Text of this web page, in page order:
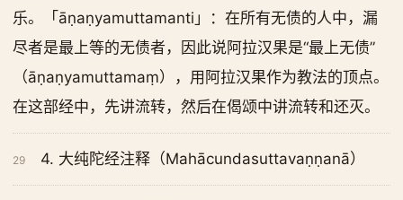
乐。「āṇaṇyamuttamanti」：在所有无债的人中，漏
尽者是最上等的无债者，因此说阿拉汉果是“最上无债”
（āṇaṇyamuttamaṃ），用阿拉汉果作为教法的顶点。
在这部经中，先讲流转，然后在偈颂中讲流转和还灭。
29 4. 大纯陀经注释（Mahācundasuttavaṇṇanā）